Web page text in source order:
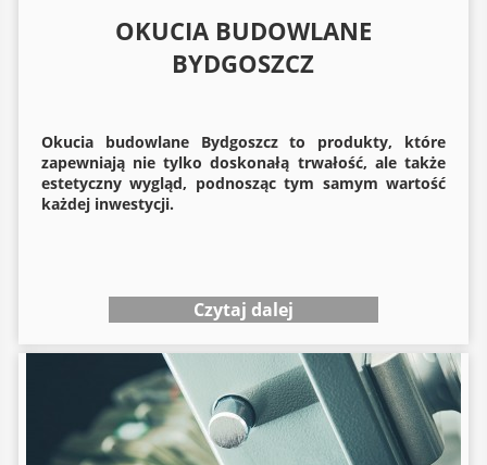
OKUCIA BUDOWLANE
BYDGOSZCZ
Okucia budowlaneBydgoszcz to produkty, które
zapewniają nie tylko doskonałą trwałość, ale także
estetyczny wygląd, podnosząc tym samym wartość
każdej inwestycji.
Czytaj dalej